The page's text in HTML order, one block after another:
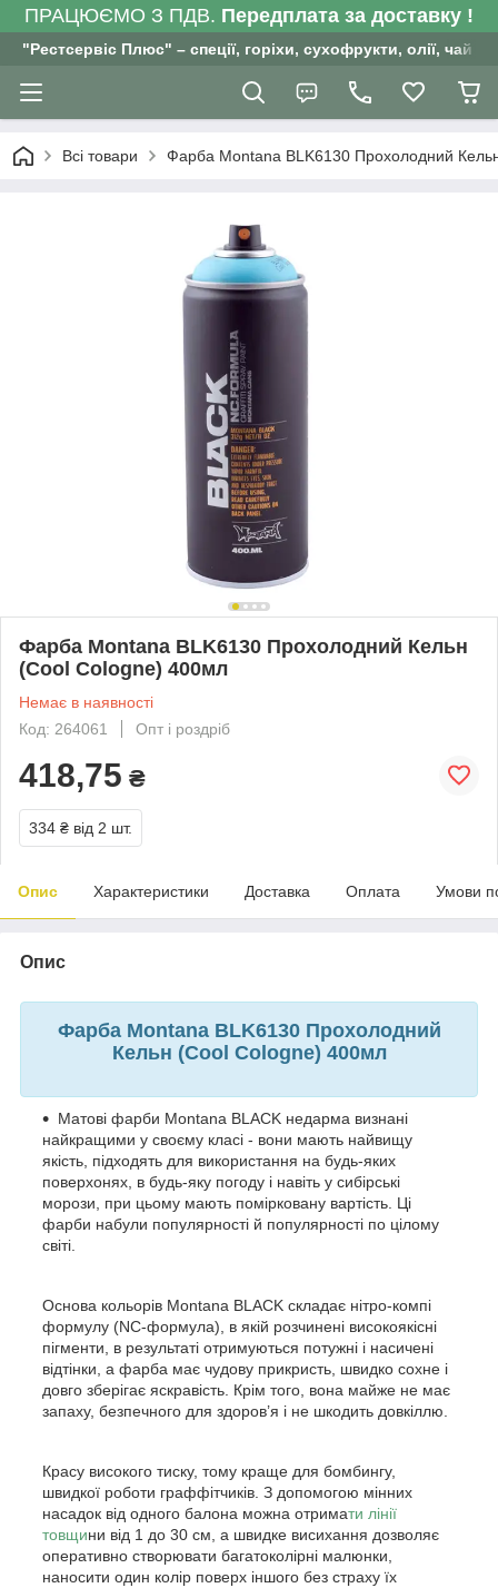
ПРАЦЮЄМО З ПДВ. Передплата за доставку !
"Рестсервіс Плюс" – спеції, горіхи, сухофрукти, олії, чай ,
Всі товари Фарба Montana BLK6130 Прохолодний
Фарба Montana BLK6130 Прохолодний Кельн
(Cool Cologne) 400мл
Немає в наявності
Код: 264061
Опт і роздріб
418,75 ₴
334 ₴ від 2 шт.
Опис Характеристики Доставка Оплата Умови
Опис
Фарба Montana BLK6130 Прохолодний
Кельн (Cool Cologne) 400мл
Матові фарби Montana BLACK недарма визнані
найкращими у своєму класі - вони мають найвищу
якість, підходять для використання на будь-яких
поверхонях, в будь-яку погоду і навіть у сибірські
морози, при цьому мають помірковану вартість. Ці
фарби набули популярності й популярності по цілому
світі.
Основа кольорів Montana BLACK складає нітро-компі
формулу (NC-формула), в якій розчинені високоякісні
пігменти, в результаті отримуються потужні і насичені
відтінки, а фарба має чудову прикристь, швидко сохне і
довго зберігає яскравість. Крім того, вона майже не має
запаху, безпечного для здоров’я і не шкодить довкіллю.
Красу високого тиску, тому краще для бомбингу,
швидкої роботи граффітчиків. З допомогою мінних
насадок від одного балона можна отримати лінії
товщини від 1 до 30 см, а швидке висихання дозволяє
оперативно створювати багатоколірні малюнки,
наносити один колір поверх іншого без страху їх